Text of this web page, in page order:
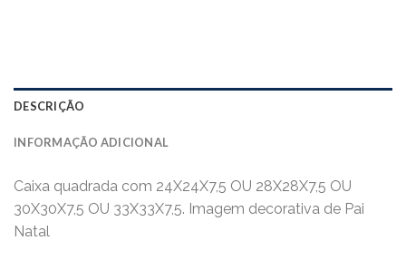
DESCRIÇÃO
INFORMAÇÃO ADICIONAL
Caixa quadrada com 24X24X7,5 OU 28X28X7,5 OU
30X30X7,5 OU 33X33X7,5. Imagem decorativa de Pai
Natal